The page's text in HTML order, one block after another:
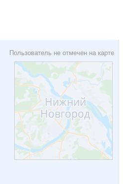
Пользователь не отмечен на карте